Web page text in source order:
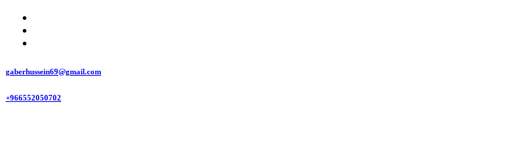
gaberhussein69@gmail.com
+966552050702